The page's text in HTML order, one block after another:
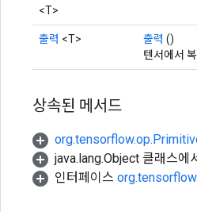
<T>
출력 <T> 출력 ()
텐서에서
상속된 메서드
java.lang.Object 클래스에
인터페이스